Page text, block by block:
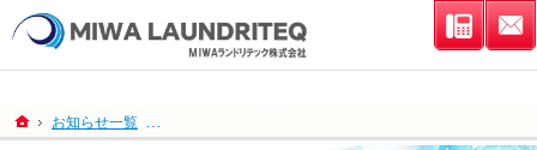
連絡先
ホーム
お知らせ一覧